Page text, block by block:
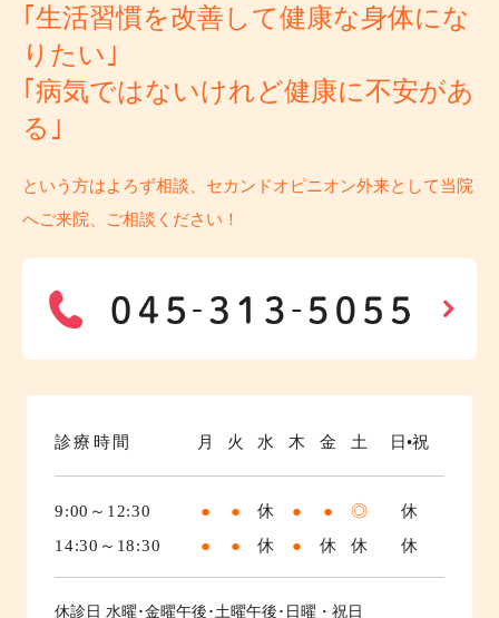
｢生活習慣を改善して健康な身体にな
りたい｣
｢病気ではないけれど健康に不安があ
る｣
という方はよろず相談、セカンドオピニオン外来として当院
へご来院、ご相談ください！
診療時間 月 火 水 木 金 土 日•祝
9:00～12:30 ● ● 休 ● ● ◎
休
14:30～18:30
● ● 休 ● 休 休 休
休診日 水曜･金曜午後･土曜午後･日曜・祝日